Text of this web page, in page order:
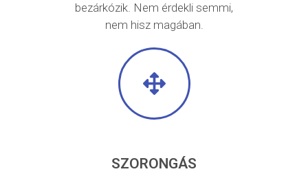
bezárkózik. Nem érdekli semmi,
nem hisz magában.
SZORONGÁS